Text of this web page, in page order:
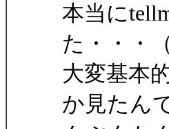
本当に
た・・・
大変基本
か見たん